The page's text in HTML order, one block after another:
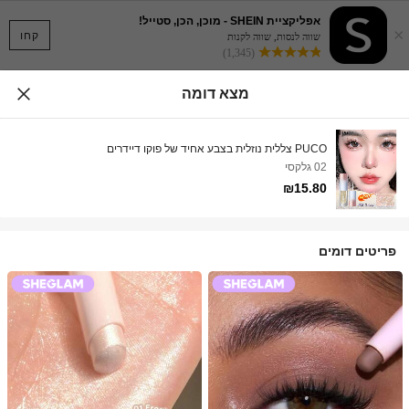
קחו ×
אפליקציית SHEIN - מוכן, הכן, סטייל!
שווה לנסות, שווה לקנות
(1,345)
מצא דומה
PUCO צללית נוזלית בצבע אחיד של פוקו דיידרים
02 גלקסי
₪15.80
פריטים דומים